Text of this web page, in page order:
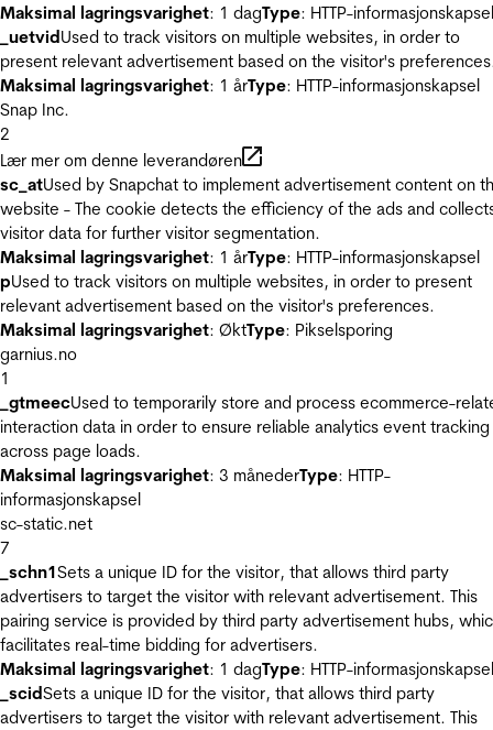
Maksimal lagringsvarighet: 1 dagType: HTTP-informasjonskapsel
_uetvidUsed to track visitors on multiple websites, in order to
present relevant advertisement based on the visitor's
Maksimal lagringsvarighet: 1 årType: HTTP-informasjonskapsel
Snap Inc.
2
Lær mer om denne leverandøren
sc_atUsed by Snapchat to implement advertisement content on
website - The cookie detects the efficiency of the ads and
visitor data for further visitor segmentation.
Maksimal lagringsvarighet: 1 årType: HTTP-informasjonskapsel
pUsed to track visitors on multiple websites, in order to present
relevant advertisement based on the visitor's preferences.
Maksimal lagringsvarighet: ØktType: Pikselsporing
garnius.no
1
_gtmeecUsed to temporarily store and process ecommerce-
interaction data in order to ensure reliable analytics event tracking
across page loads.
Maksimal lagringsvarighet: 3 månederType: HTTP-
informasjonskapsel
sc-static.net
7
_schn1Sets a unique ID for the visitor, that allows third party
advertisers to target the visitor with relevant advertisement. This
pairing service is provided by third party advertisement hubs,
facilitates real-time bidding for advertisers.
Maksimal lagringsvarighet: 1 dagType: HTTP-informasjonskapsel
_scidSets a unique ID for the visitor, that allows third party
advertisers to target the visitor with relevant advertisement. This